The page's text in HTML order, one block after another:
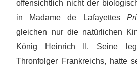
offensichtlich nicht der
in Madame de La­­­­fayettes
gleichen nur die natürlichen
König Heinrich II. Seine
Thronfolger Frankreichs, hatte